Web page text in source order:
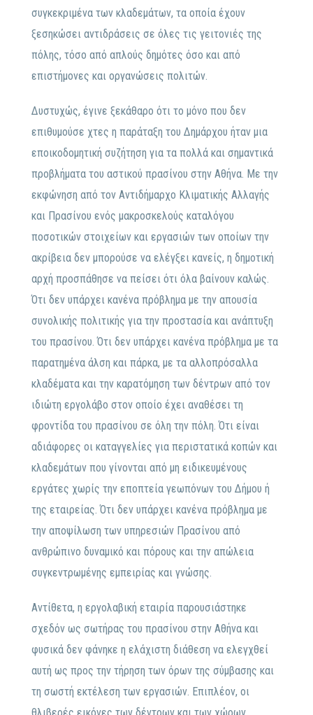
συγκεκριμένα των κλαδεμάτων, τα οποία έχουν
ξεσηκώσει αντιδράσεις σε όλες τις γειτονιές της
πόλης, τόσο από απλούς δημότες όσο και από
επιστήμονες και οργανώσεις πολιτών.
Δυστυχώς, έγινε ξεκάθαρο ότι το μόνο που δεν
επιθυμούσε χτες η παράταξη του Δημάρχου ήταν μια
εποικοδομητική συζήτηση για τα πολλά και σημαντικά
προβλήματα του αστικού πρασίνου στην Αθήνα. Με την
εκφώνηση από τον Αντιδήμαρχο Κλιματικής Αλλαγής
και Πρασίνου ενός μακροσκελούς καταλόγου
ποσοτικών στοιχείων και εργασιών των οποίων την
ακρίβεια δεν μπορούσε να ελέγξει κανείς, η δημοτική
αρχή προσπάθησε να πείσει ότι όλα βαίνουν καλώς.
Ότι δεν υπάρχει κανένα πρόβλημα με την απουσία
συνολικής πολιτικής για την προστασία και ανάπτυξη
του πρασίνου. Ότι δεν υπάρχει κανένα πρόβλημα με τα
παρατημένα άλση και πάρκα, με τα αλλοπρόσαλλα
κλαδέματα και την καρατόμηση των δέντρων από τον
ιδιώτη εργολάβο στον οποίο έχει αναθέσει τη
φροντίδα του πρασίνου σε όλη την πόλη. Ότι είναι
αδιάφορες οι καταγγελίες για περιστατικά κοπών και
κλαδεμάτων που γίνονται από μη ειδικευμένους
εργάτες χωρίς την εποπτεία γεωπόνων του Δήμου ή
της εταιρείας. Ότι δεν υπάρχει κανένα πρόβλημα με
την αποψίλωση των υπηρεσιών Πρασίνου από
ανθρώπινο δυναμικό και πόρους και την απώλεια
συγκεντρωμένης εμπειρίας και γνώσης.
Αντίθετα, η εργολαβική εταιρία παρουσιάστηκε
σχεδόν ως σωτήρας του πρασίνου στην Αθήνα και
φυσικά δεν φάνηκε η ελάχιστη διάθεση να ελεγχθεί
αυτή ως προς την τήρηση των όρων της σύμβασης και
τη σωστή εκτέλεση των εργασιών. Επιπλέον, οι